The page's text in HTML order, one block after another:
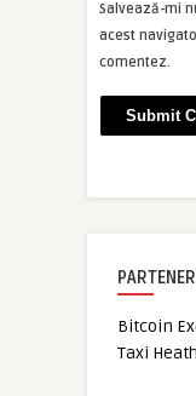
Salvează-mi
acest
comentez.
PARTENERI
Bitcoin
Taxi